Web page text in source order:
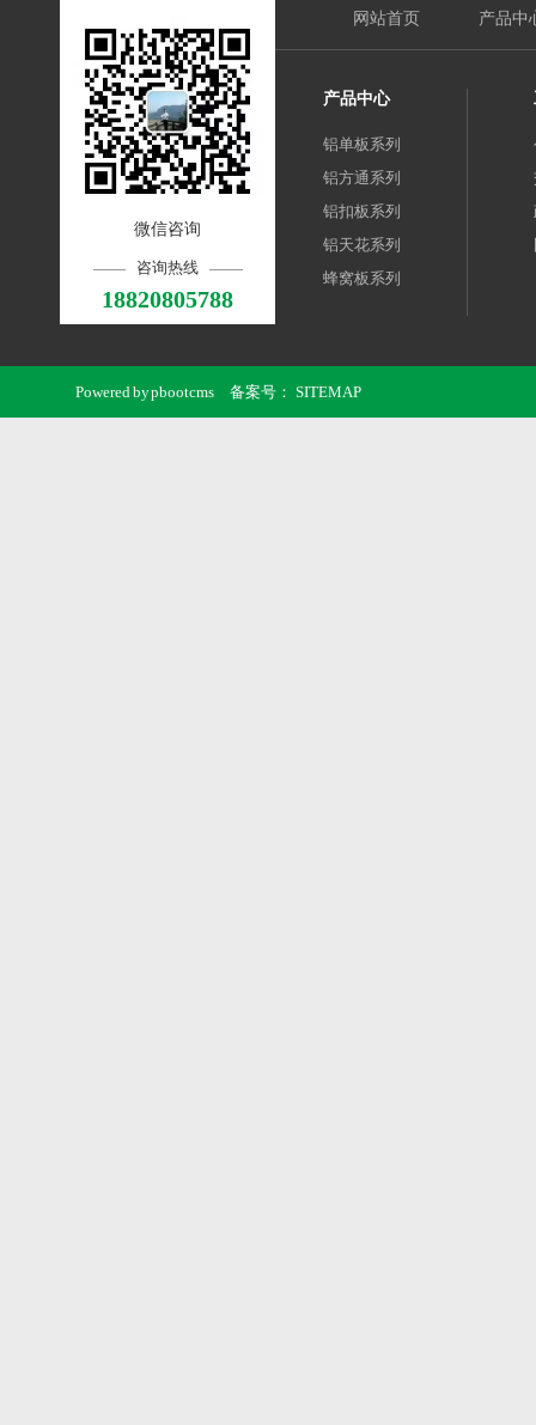
微信咨询
咨询热线
18820805788
网站首页 产品中
产品中心
铝单板系列
铝方通系列
铝扣板系列
铝天花系列
蜂窝板系列
Powered bypbootcms 备案号： SITEMAP